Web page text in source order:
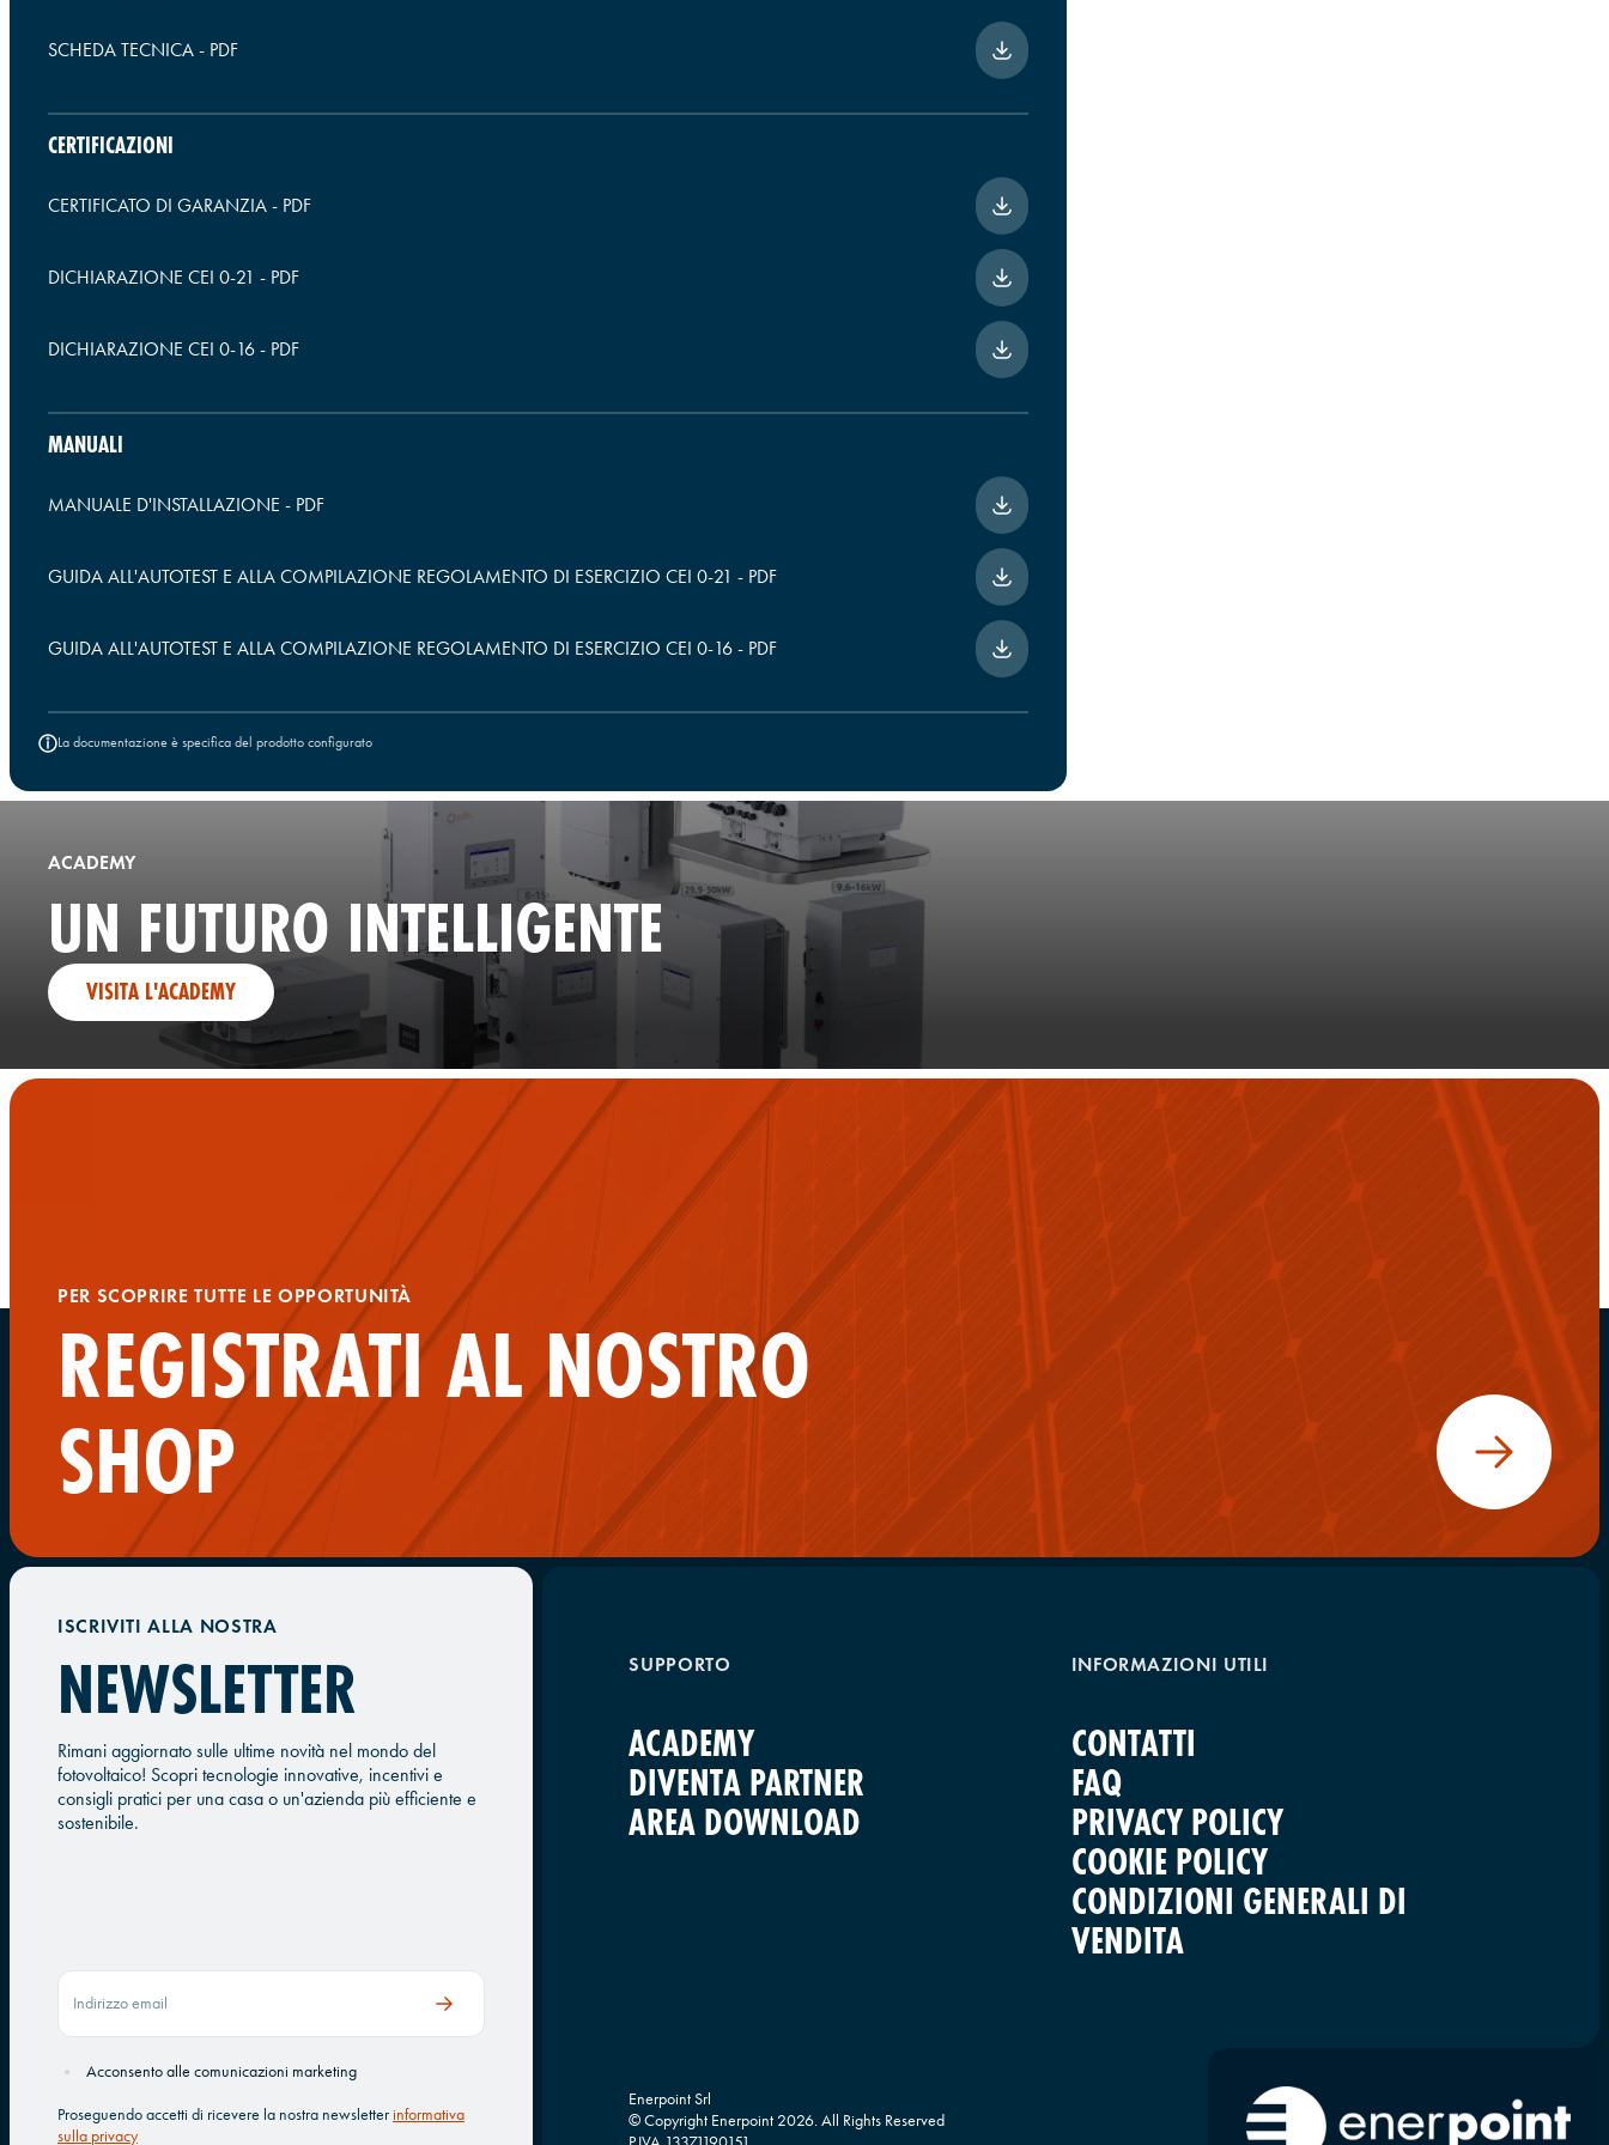
SCHEDA TECNICA - PDF
CERTIFICAZIONI
CERTIFICATO DI GARANZIA - PDF
DICHIARAZIONE CEI 0-21 - PDF
DICHIARAZIONE CEI 0-16 - PDF
MANUALI
MANUALE D'INSTALLAZIONE - PDF
GUIDA ALL'AUTOTEST E ALLA COMPILAZIONE REGOLAMENTO DI ESERCIZIO CEI 0-21 - PDF
GUIDA ALL'AUTOTEST E ALLA COMPILAZIONE REGOLAMENTO DI ESERCIZIO CEI 0-16 - PDF
La documentazione è specifica del prodotto configurato
ACADEMY
UN FUTURO INTELLIGENTE
VISITA L'ACADEMY
PER SCOPRIRE TUTTE LE OPPORTUNITÀ
REGISTRATI AL NOSTRO
SHOP
ISCRIVITI ALLA NOSTRA
NEWSLETTER
Rimani aggiornato sulle ultime novità nel mondo del
fotovoltaico! Scopri tecnologie innovative, incentivi e
consigli pratici per una casa o un'azienda più efficiente e
sostenibile.
Acconsento alle comunicazioni marketing
Proseguendo accetti di ricevere la nostra newsletterinformativa
sulla privacy
SUPPORTO
ACADEMY
DIVENTA PARTNER
AREA DOWNLOAD
INFORMAZIONI UTILI
CONTATTI
FAQ
PRIVACY POLICY
COOKIE POLICY
CONDIZIONI GENERALI DI
VENDITA
Enerpoint Srl
© Copyright Enerpoint 2026. All Rights Reserved